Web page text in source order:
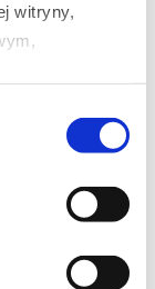
witryny,
innymi danymi
BGP do
z
być
ruchu